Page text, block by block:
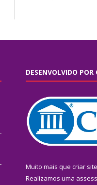
DESENVOLVIDO POR
Muito mais que criar site
Realizamos uma